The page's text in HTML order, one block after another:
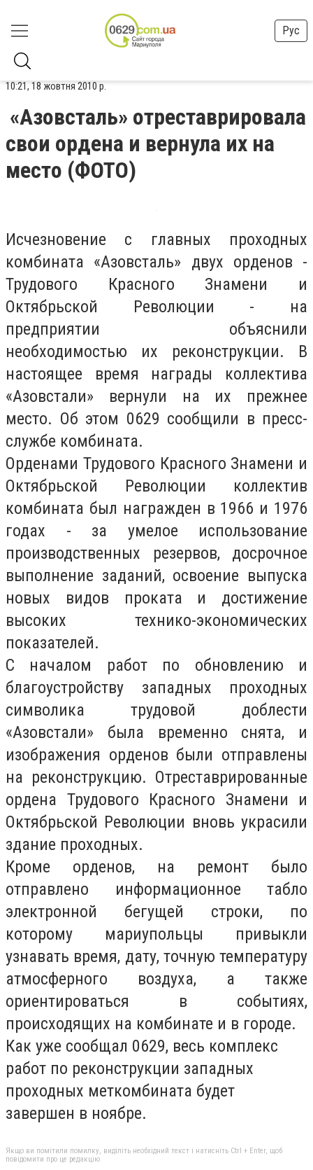
Рус
10:21, 18 жовтня 2010 р.
«Азовсталь» отреставрировала
свои ордена и вернула их на
место (ФОТО)
Исчезновение с главных проходных
комбината «Азовсталь» двух орденов -
Трудового Красного Знамени и
Октябрьской Революции - на
предприятии объяснили
необходимостью их реконструкции. В
настоящее время награды коллектива
«Азовстали» вернули на их прежнее
место. Об этом 0629 сообщили в пресс-
службе комбината.
Орденами Трудового Красного Знамени и
Октябрьской Революции коллектив
комбината был награжден в 1966 и 1976
годах - за умелое использование
производственных резервов, досрочное
выполнение заданий, освоение выпуска
новых видов проката и достижение
высоких технико-экономических
показателей.
С началом работ по обновлению и
благоустройству западных проходных
символика трудовой доблести
«Азовстали» была временно снята, и
изображения орденов были отправлены
на реконструкцию. Отреставрированные
ордена Трудового Красного Знамени и
Октябрьской Революции вновь украсили
здание проходных.
Кроме орденов, на ремонт было
отправлено информационное табло
электронной бегущей строки, по
которому мариупольцы привыкли
узнавать время, дату, точную температуру
атмосферного воздуха, а также
ориентироваться в событиях,
происходящих на комбинате и в городе.
Как уже сообщал 0629, весь комплекс
работ по реконструкции западных
проходных меткомбината будет
завершен в ноябре.
Якщо ви помітили помилку, виділіть необхідний текст і натисніть Ctrl + Enter, щоб
повідомити про це редакцію